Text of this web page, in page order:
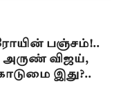
பஞ்சம்!..
அருண் விஜய்,
இது?..